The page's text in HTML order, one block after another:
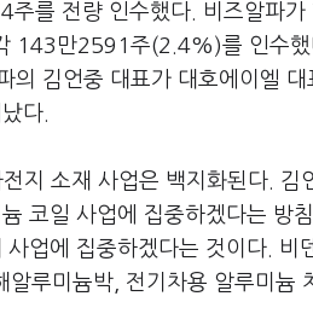
를 전량 인수했다. 비즈알파
143만2591주(2.4%)를 인수
김언중 대표가 대호에이엘
다.
지 소재 사업은 백지화된다. 김
코일 사업에 집중하겠다는 방
업에 집중하겠다는 것이다. 비
루미늄박, 전기차용 알루미늄